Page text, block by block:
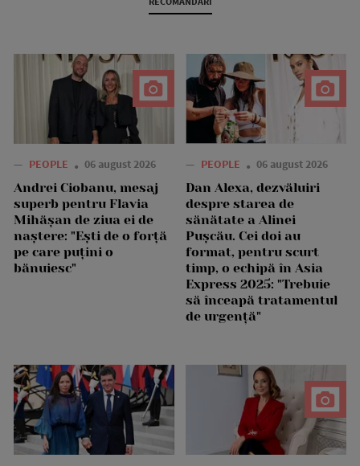
— PEOPLE 06 august 2026
Andrei Ciobanu, mesaj
superb pentru Flavia
Mihășan de ziua ei de
naștere: "Ești de o forță
pe care puțini o
bănuiesc"
— PEOPLE 06 august 2026
Dan Alexa, dezvăluiri
despre starea de
sănătate a Alinei
Pușcău. Cei doi au
format, pentru scurt
timp, o echipă în Asia
Express 2025: "Trebuie
să înceapă tratamentul
de urgență"